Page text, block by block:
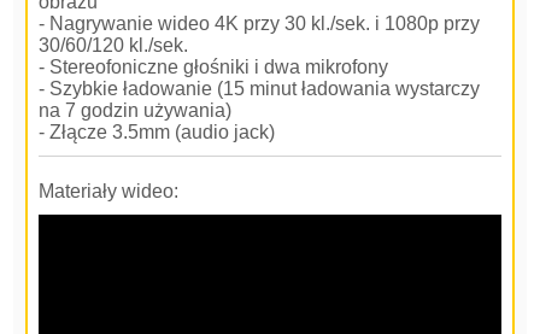
- Nagrywanie wideo 4K przy 30 kl./sek. i 1080p przy
30/60/120 kl./sek.
- Stereofoniczne głośniki i dwa mikrofony
- Szybkie ładowanie (15 minut ładowania wystarczy
na 7 godzin używania)
- Złącze 3.5mm (audio jack)
Materiały wideo: